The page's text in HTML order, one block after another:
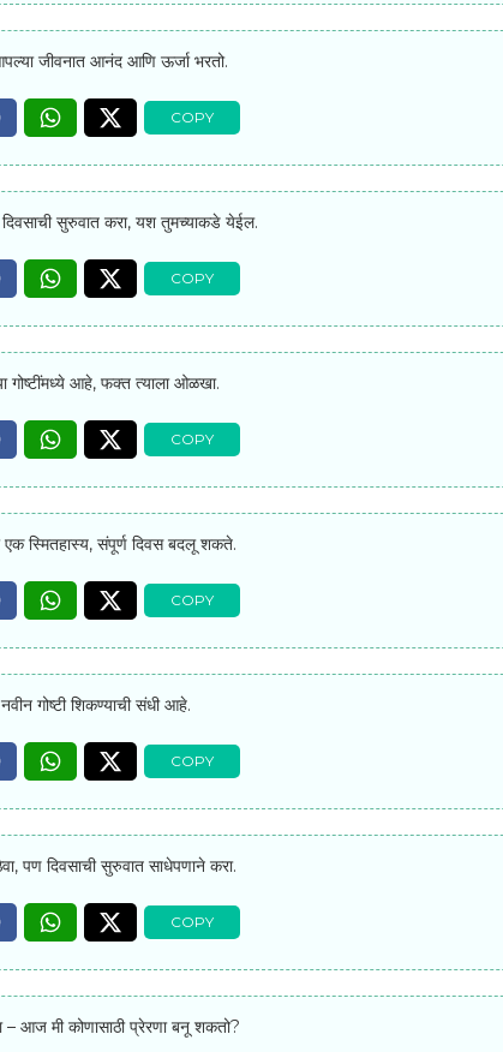
जीवनात आनंद आणि ऊर्जा भरतो.
दिवसाची सुरुवात करा, यश तुमच्याकडे येईल.
गोष्टींमध्ये आहे, फक्त त्याला ओळखा.
एक स्मितहास्य, संपूर्ण दिवस बदलू शकते.
गोष्टी शिकण्याची संधी आहे.
पण दिवसाची सुरुवात साधेपणाने करा.
– आज मी कोणासाठी प्रेरणा बनू शकतो?